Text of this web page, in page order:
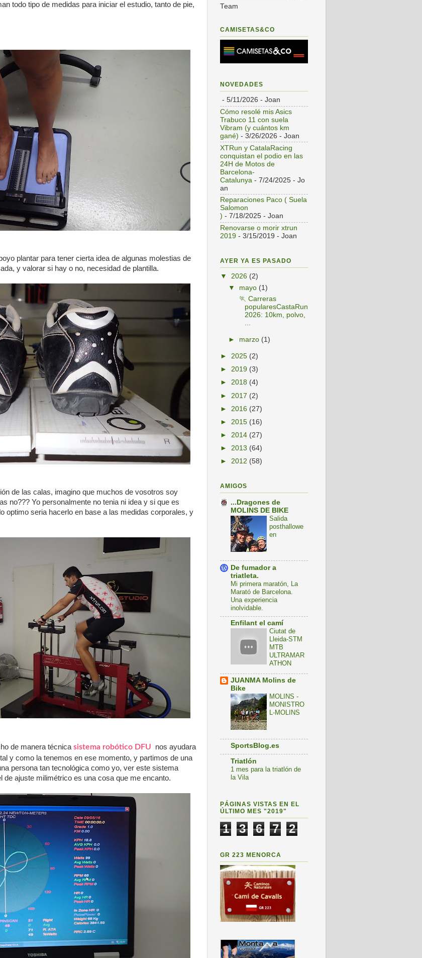
todo tipo de medidas para iniciar el estudio, tanto de pie,
plantar para tener cierta idea de algunas molestias de
y valorar si hay o no, necesidad de plantilla.
de las calas, imagino que muchos de vosotros soy
no??? Yo personalmente no tenia ni idea y si que es
optimo seria hacerlo en base a las medidas corporales, y
de manera técnicasistema robótico DFU
nos ayudara
y como la tenemos en ese momento, y partimos de una
persona tan tecnológica como yo, ver este sistema
de ajuste milimétrico es una cosa que me encanto.
Team
CAMISETAS&CO
NOVEDADES
- 5/11/2026 - Joan
Cómo resolé mis Asics
Trabuco 11 con suela
Vibram (y cuántos km
gané) - 3/26/2026 - Joan
XTRun y CatalaRacing
conquistan el podio en las
24H de Motos de
Barcelona-
Catalunya - 7/24/2025 - Jo
an
Reparaciones Paco ( Suela
Salomon
) - 7/18/2025 - Joan
Renovarse o morir xtrun
2019 - 3/15/2019 - Joan
AYER YA ES PASADO
▼ 2026 (2)
▼ mayo (1)
🏃 Carreras
popularesCastaRun
2026: 10km, polvo,
...
► marzo (1)
► 2025 (2)
► 2019 (3)
► 2018 (4)
► 2017 (2)
► 2016 (27)
► 2015 (16)
► 2014 (27)
► 2013 (64)
► 2012 (58)
AMIGOS
...Dragones de
MOLINS DE BIKE
Salida
posthallowe
en
De fumador a
triatleta.
Mi primera maratón, La
Marató de Barcelona.
Una experiencia
inolvidable.
Enfilant el camí
Ciutat de
Lleida-STM
MTB
ULTRAMAR
ATHON
JUANMA Molins de
Bike
MOLINS -
MONISTRO
L-MOLINS
SportsBlog.es
Triatlón
1 mes para la triatlón de
la Vila
PÁGINAS VISTAS EN EL
ÚLTIMO MES "2019"
1 3 6 7 2
GR 223 MENORCA